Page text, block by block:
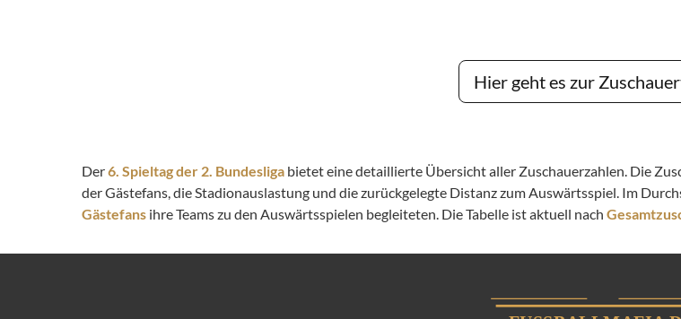
Hier geht es zur
Der6. Spieltag der 2. Bundesliga bietet eine detaillierte Übersicht aller Zuschauerzahlen. Die
der Gästefans, die Stadionauslastung und die zurückgelegte Distanz zum Auswärtsspiel. Im
Gästefans ihre Teams zu den Auswärtsspielen begleiteten. Die Tabelle ist aktuell nach